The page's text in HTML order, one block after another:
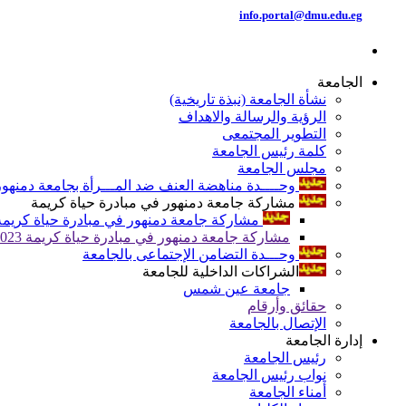
info.portal@dmu.edu.eg
الجامعة
نشأة الجامعة (نبذة تاريخية)
الرؤية والرسالة والاهداف
التطوير المجتمعى
كلمة رئيس الجامعة
مجلس الجامعة
وحــــدة مناهضة العنف ضد المـــرأة بجامعة
مشاركة جامعة دمنهور في مبادرة حياة كريمة
مشاركة جامعة دمنهور في مبادرة حياة كريمة
مشاركة جامعة دمنهور في مبادرة حياة كريمة 2023
وحـــدة التضامن الإجتماعى بالجامعة
الشراكات الداخلية للجامعة
جامعة عين شمس
حقائق وأرقام
الإتصال بالجامعة
إدارة الجامعة
رئيس الجامعة
نواب رئيس الجامعة
أمناء الجامعة